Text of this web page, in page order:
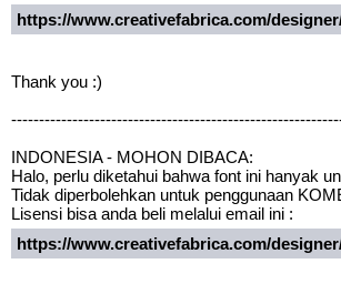
https://www.creativefabrica.com/
Thank you :)
INDONESIA - MOHON DIBACA:
Halo, perlu diketahui bahwa font ini hanyak
Tidak diperbolehkan untuk penggunaan
Lisensi bisa anda beli melalui email ini :
https://www.creativefabrica.com/